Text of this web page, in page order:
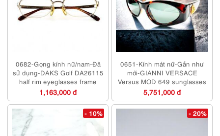
0682-Gọng kính nữ/nam-Đã
sử dụng-DAKS Golf DA26115
half rim eyeglasses frame
1,163,000 đ
0651-Kính mát nữ-Gần như
mới-GIANNI VERSACE
Versus MOD 649 sunglasses
5,751,000 đ
- 10% - 20%